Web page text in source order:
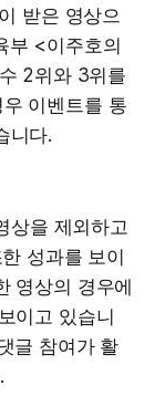
받은 영상으
부 <이주호의
2위와 3위를
이벤트를 통
니다.
상을 제외하고
성과를 보이
영상의 경우에
이고 있습니
글 참여가 활